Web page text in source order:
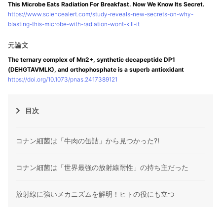
This Microbe Eats Radiation For Breakfast. Now We Know Its Secret.
https://www.sciencealert.com/study-reveals-new-secrets-on-why-
blasting-this-microbe-with-radiation-wont-kill-it
The ternary complex of Mn2+, synthetic decapeptide DP1
(DEHGTAVMLK), and orthophosphate is a superb antioxidant
https://doi.org/10.1073/pnas.2417389121
目次
コナン細菌は「牛肉の缶詰」から見つかった⁈
コナン細菌は「世界最強の放射線耐性」の持ち主だった
放射線に強いメカニズムを解明！ヒトの役にも立つ